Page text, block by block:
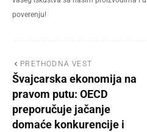
poverenju!
PRETHODNA VEST
Švajcarska ekonomija na
pravom putu: OECD
preporučuje jačanje
domaće konkurencije i